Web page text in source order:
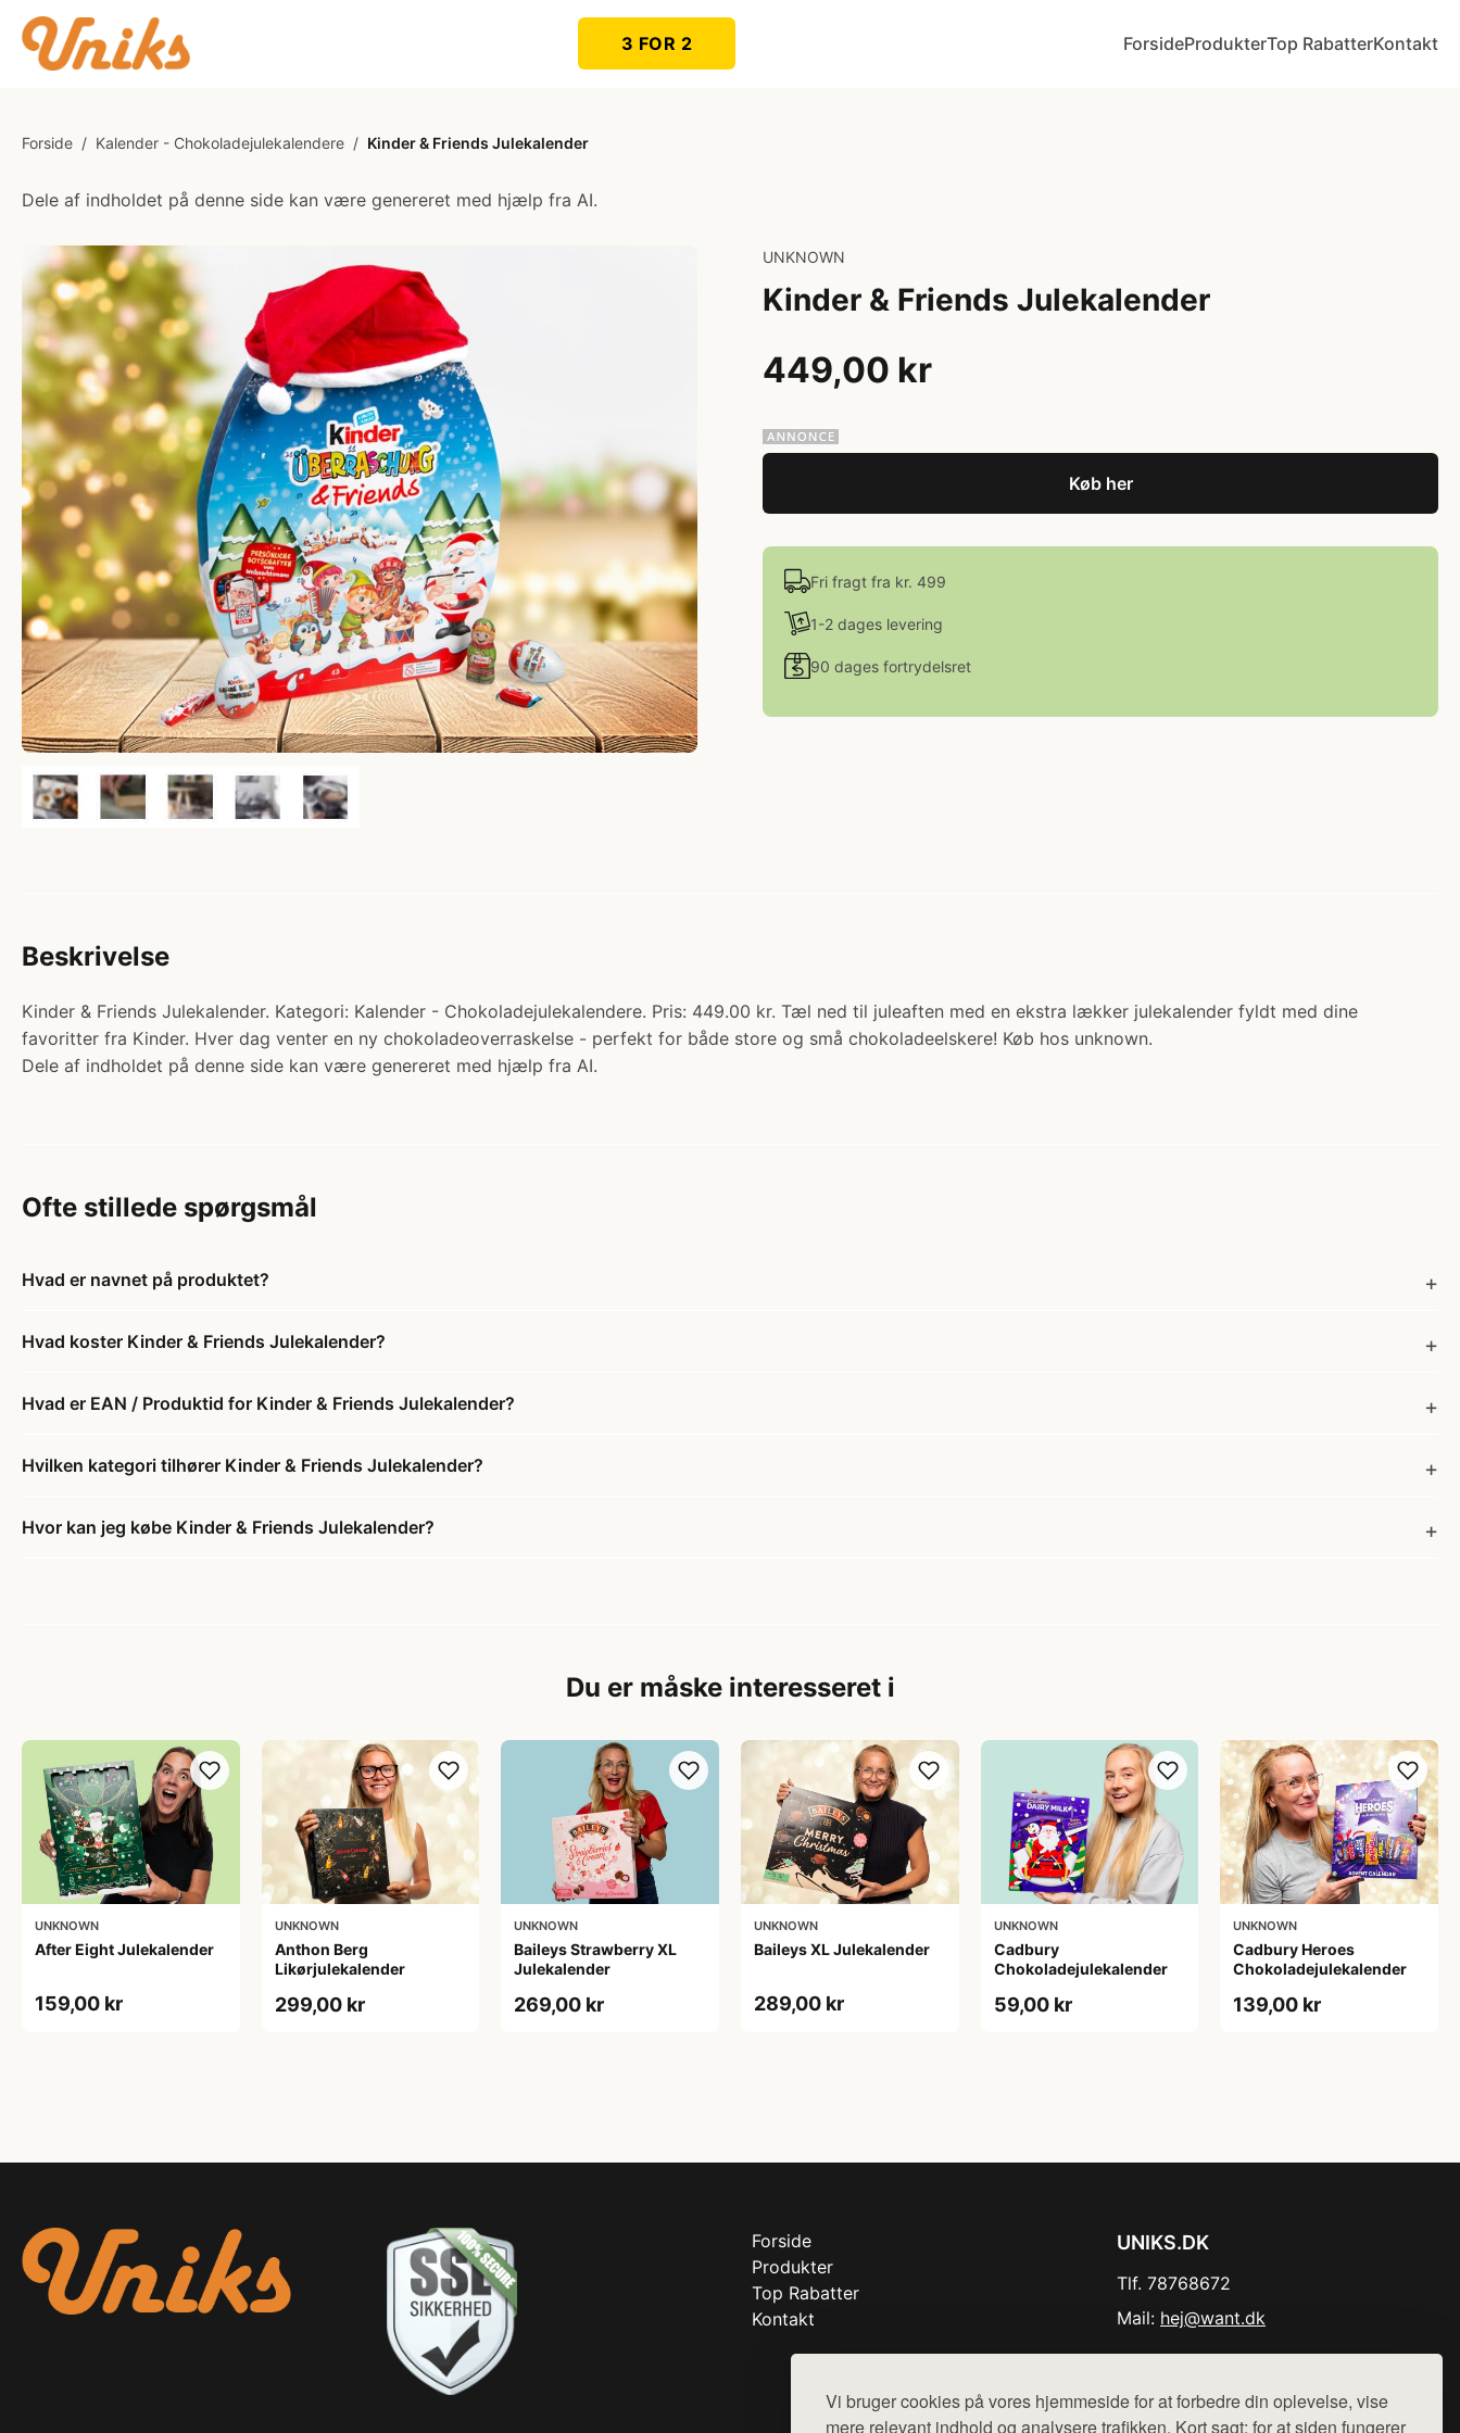
Vi bruger cookies på vores hjemmeside for at forbedre din oplevelse, vise
mere relevant indhold og analysere trafikken. Kort sagt: for at siden fungerer
3 FOR 2 ForsideProdukterTop RabatterKontakt
Forside / Kalender - Chokoladejulekalendere / Kinder & Friends Julekalender
Dele af indholdet på denne side kan være genereret med hjælp fra AI.
UNKNOWN
Kinder & Friends Julekalender
449,00 kr
Køb her
Fri fragt fra kr. 499
1-2 dages levering
90 dages fortrydelsret
Beskrivelse
Kinder & Friends Julekalender. Kategori: Kalender - Chokoladejulekalendere. Pris: 449.00 kr. Tæl ned til juleaften med en ekstra lækker julekalender fyldt med dine
favoritter fra Kinder. Hver dag venter en ny chokoladeoverraskelse - perfekt for både store og små chokoladeelskere! Køb hos unknown.
Dele af indholdet på denne side kan være genereret med hjælp fra AI.
Ofte stillede spørgsmål
Hvad er navnet på produktet?
Hvad koster Kinder & Friends Julekalender?
Hvad er EAN / Produktid for Kinder & Friends Julekalender?
Hvilken kategori tilhører Kinder & Friends Julekalender?
Hvor kan jeg købe Kinder & Friends Julekalender?
Du er måske interesseret i
UNKNOWN
After Eight Julekalender
159,00 kr
UNKNOWN
Anthon Berg
Likørjulekalender
299,00 kr
UNKNOWN
Baileys Strawberry XL
Julekalender
269,00 kr
UNKNOWN
Baileys XL Julekalender
289,00 kr
UNKNOWN
Cadbury
Chokoladejulekalender
59,00 kr
UNKNOWN
Cadbury Heroes
Chokoladejulekalender
139,00 kr
Forside
Produkter
Top Rabatter
Kontakt
UNIKS.DK
Tlf. 78768672
Mail: hej@want.dk